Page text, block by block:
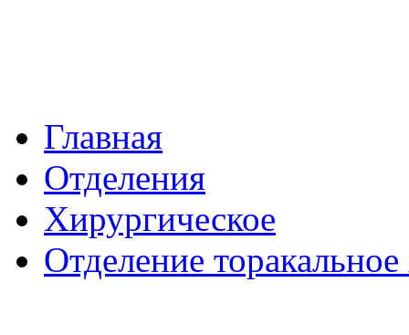
Главная
Отделения
Хирургическое
Отделение